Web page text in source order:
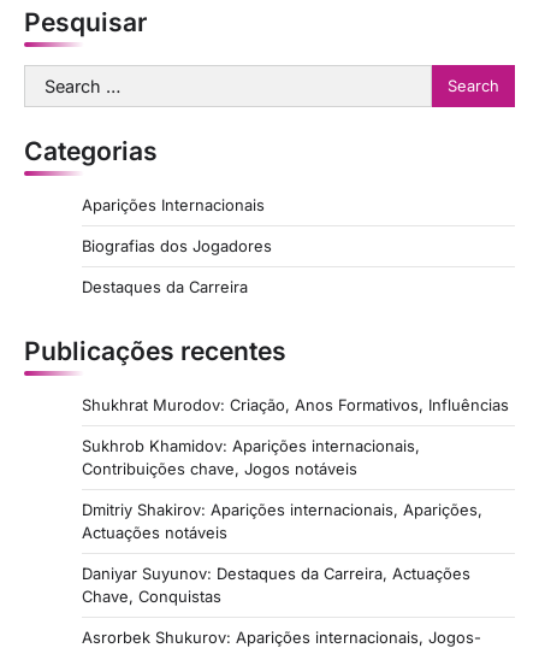
Pesquisar
Search
for:
Categorias
Aparições Internacionais
Biografias dos Jogadores
Destaques da Carreira
Publicações recentes
Shukhrat Murodov: Criação, Anos Formativos, Influências
Sukhrob Khamidov: Aparições internacionais,
Contribuições chave, Jogos notáveis
Dmitriy Shakirov: Aparições internacionais, Aparições,
Actuações notáveis
Daniyar Suyunov: Destaques da Carreira, Actuações
Chave, Conquistas
Asrorbek Shukurov: Aparições internacionais, Jogos-